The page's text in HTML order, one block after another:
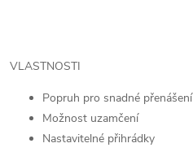
VLASTNOSTI
Popruh pro snadné přenášení
Možnost uzamčení
Nastavitelné přihrádky